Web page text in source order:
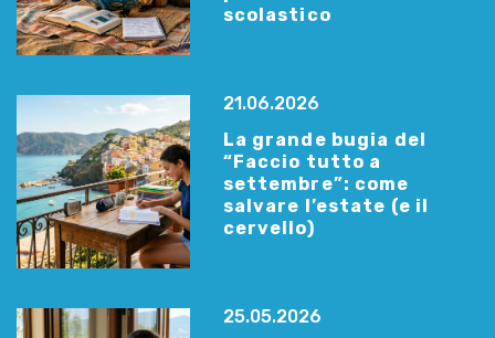
scolastico
21.06.2026
La grande bugia del
“Faccio tutto a
settembre”: come
salvare l’estate (e il
cervello)
25.05.2026